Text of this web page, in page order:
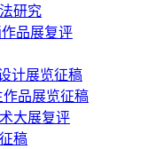
研究
品展复评
计展览征稿
作品展览征稿
大展复评
稿